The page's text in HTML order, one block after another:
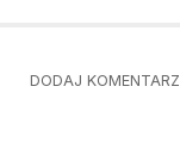
DODAJ KOMENTARZ